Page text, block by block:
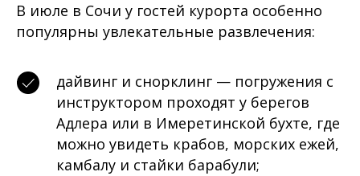
В июле в Сочи у гостей курорта особенно
популярны увлекательные развлечения:
дайвинг и снорклинг — погружения с
инструктором проходят у берегов
Адлера или в Имеретинской бухте, где
можно увидеть крабов, морских ежей,
камбалу и стайки барабули;